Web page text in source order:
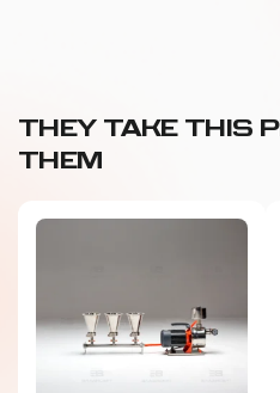
THEY TAKE THIS
THEM